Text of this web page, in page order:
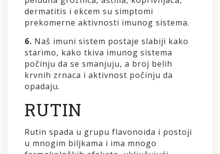
dermatitis i ekcem su simptomi
prekomerne aktivnosti imunog sistema.
6. Naš imuni sistem postaje slabiji kako
starimo, kako tkiva imunog sistema
počinju da se smanjuju, a broj belih
krvnih zrnaca i aktivnost počinju da
opadaju.
RUTIN
Rutin spada u grupu flavonoida i postoji
u mnogim biljkama i ima mnogo